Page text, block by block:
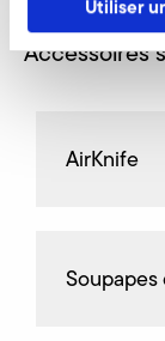
Utiliser
Accessoires
AirKnife